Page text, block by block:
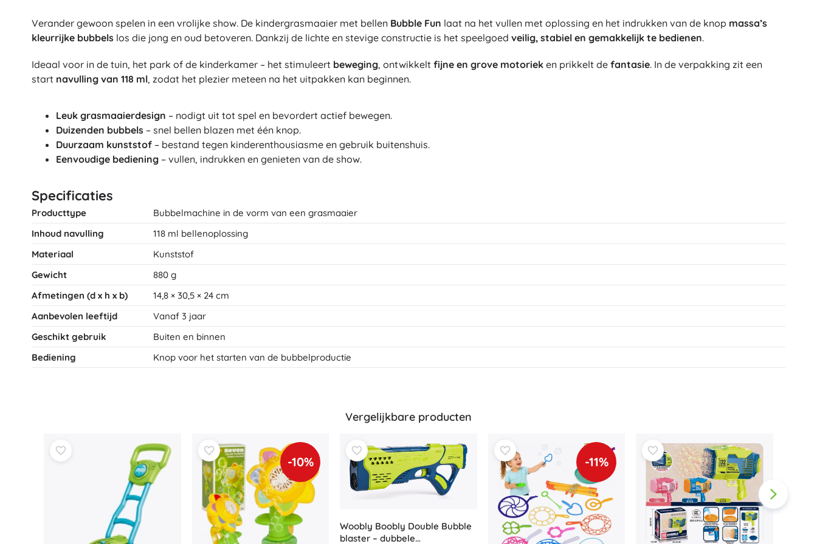
Dots Jurassic World One Piece
Batman DC
Frozen Lord of the Rings
Auto’s
Op afstand bestuurbaar
Boerderijvoertuigen
Integraal Hulpverleningssysteem
Buitenspellen
Voertuigen voor kinderen
Waterspeelgoed
Bellenblaas
Knuffels
Pluche figuren uit films en sprookjes
Hangers
Feestjes en vieringen
Feestjes
Accessoires voor kostuums
Halloween
Poppen en baby’s
Poppen
Accessoires voor poppen
Speelgoed voor de allerkleinsten
Rammelaars, bijtringen en fopspenen
Interactieve speelgoed
Puzzels, hamerspeelgoed en blokken
Loop- en trekspeelgoed
Slaap
Elektronisch speelgoed
Spelconsoles
Drones
Kijk op
Microscopen en telescopen
Babykleding
T-shirts
Schoenen
Sweaters en truien
Sokken en panty’s
+Meer tonen
Verander gewoon spelen in een vrolijke show. De kindergrasmaaier met bellen Bubble Fun laat na het vullen met oplossing en het indrukken van de knop massa’s
kleurrijke bubbels los die jong en oud betoveren. Dankzij de lichte en stevige constructie is het speelgoed veilig, stabiel en gemakkelijk te bedienen.
Ideaal voor in de tuin, het park of de kinderkamer – het stimuleert beweging, ontwikkelt fijne en grove motoriek en prikkelt de fantasie. In de verpakking zit een
start navulling van 118 ml, zodat het plezier meteen na het uitpakken kan beginnen.
Leuk grasmaaierdesign – nodigt uit tot spel en bevordert actief bewegen.
Duizenden bubbels – snel bellen blazen met één knop.
Duurzaam kunststof – bestand tegen kinderenthousiasme en gebruik buitenshuis.
Eenvoudige bediening – vullen, indrukken en genieten van de show.
Specificaties
Producttype
Bubbelmachine in de vorm van een grasmaaier
Inhoud navulling
118 ml bellenoplossing
Materiaal
Kunststof
Gewicht
880 g
Afmetingen (d x h x b)
14,8 × 30,5 × 24 cm
Aanbevolen leeftijd
Vanaf 3 jaar
Geschikt gebruik
Buiten en binnen
Bediening
Knop voor het starten van de bubbelproductie
Vergelijkbare producten
-10%
Woobly Boobly Double Bubble
blaster – dubbele
-11%